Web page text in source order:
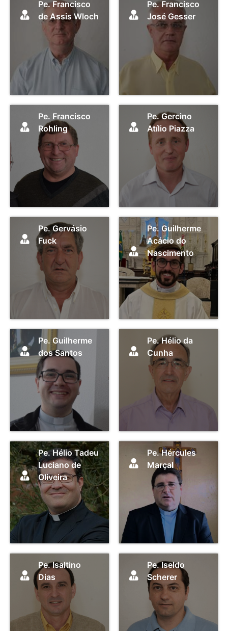
Pe. Francisco
de Assis Wloch
Pe. Francisco
José Gesser
Pe. Francisco
Rohling
Pe. Gercino
Atílio Piazza
Pe. Gervásio
Fuck
Pe. Guilherme
Acácio do
Nascimento
Pe. Guilherme
dos Santos
Pe. Hélio da
Cunha
Pe. Hélio Tadeu
Luciano de
Oliveira
Pe. Hércules
Marçal
Pe. Isaltino
Dias
Pe. Iseldo
Scherer